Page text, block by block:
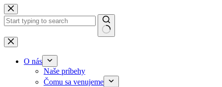
Skip to content
No results
O nás
Naše príbehy
Čomu sa venujeme